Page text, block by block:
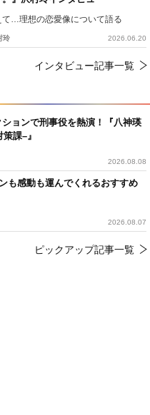
ョンで刑事役を熱演！『八神瑛
課–』
2026.08.08
も感動も運んでくれるおすすめ
2026.08.07
ピックアップ記事一覧
…理想の恋愛像について語る
玲 2026.06.20
インタビュー記事一覧